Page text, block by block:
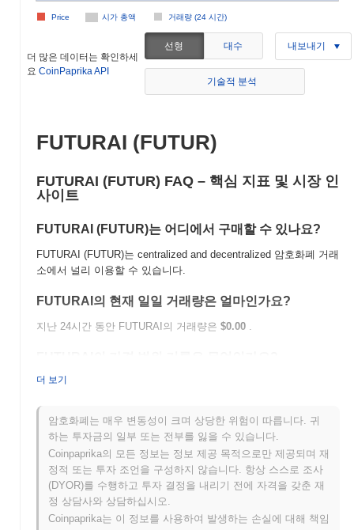
시가 총액 거래량 (24 시간)
Price
더 많은 데이터는 확인하세
요 CoinPaprika API
선형 대수 내보내기
기술적 분석
FUTURAI (FUTUR)
FUTURAI (FUTUR) FAQ – 핵심 지표 및 시장 인
사이트
FUTURAI (FUTUR)는 어디에서 구매할 수 있나요?
FUTURAI (FUTUR)는 centralized and decentralized 암호화폐 거래
소에서 널리 이용할 수 있습니다.
FUTURAI의 현재 일일 거래량은 얼마인가요?
지난 24시간 동안 FUTURAI의 거래량은 $0.00 .
역대 최고가(ATH):
FUTURAI는 현재 ATH보다 ~0.18% 낮게 거래되고 있습니다 .
FUTURAI는 더 넓은 암호화폐 시장과 비교하여 어떤
성과를 내고 있나요?
지난 7일 동안 FUTURAI는0.00%
한 전체 암호화폐 시장에 뒤처졌습니다. 이는 더 넓은 시장 모멘텀
더 보기
암호화폐는 매우 변동성이 크며 상당한 위험이 따릅니다. 귀
하는 투자금의 일부 또는 전부를 잃을 수 있습니다.
Coinpaprika의 모든 정보는 정보 제공 목적으로만 제공되며 재
정적 또는 투자 조언을 구성하지 않습니다. 항상 스스로 조사
(DYOR)를 수행하고 투자 결정을 내리기 전에 자격을 갖춘 재
정 상담사와 상담하십시오.
Coinpaprika는 이 정보를 사용하여 발생하는 손실에 대해 책임